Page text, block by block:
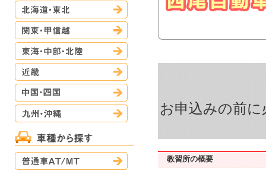
北海道・東北
九州・沖縄
普通車AT/MT
お申込みの前
教習所の概要